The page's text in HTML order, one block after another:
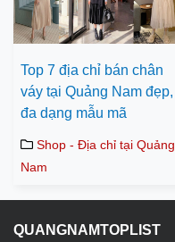
Top 7 địa chỉ bán chân
váy tại Quảng Nam đẹp,
đa dạng mẫu mã
Shop - Địa chỉ tại Quảng
Nam
QUANGNAMTOPLIST